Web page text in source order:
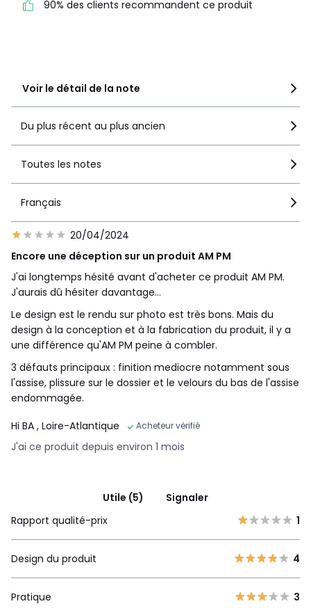
massif.
recouverte de ouate polyester 240g/m2
• Dossier garni de mousse polyuréthane HR 23kg/m3,
Entretien
• Assise, carcasse et dossier non déhoussables
Qualité
• Garantie commerciale La Redoute 5 ans : structure
Livraison
Ce produit est vendu pieds à monter soi-même. Il sera
livré chez vous, sur rendez-vous.
Attention ! Veuillez vérifier que les ouvertures (portes,
escaliers, ascenseurs) permettront le passage du colis.
FABRIQUÉ EN FRANCE.
•FABRICATION À LA DEMANDE.Notre fabricant réalise
votre canapé sur commande, en fonction de vos choix de
taille, de confort, de revêtement et de coloris. Pas de
inutilement.
certifié PEFC™ est issu de forêts gérées durablement et de
plantation en préservant des arbres d’avenir et en
favorisant la diversité des essences.
Couleurs Bleu Nuit, Beige Cendré, Bronze, Vert Tsar,
Rouge Cinabre, Terre cuite, Moutarde, Vert Cèdre, Bleu
Paon
Tailles
Voir le détail de la note
90% des clients recommandent ce produit
Du plus récent au plus ancien
Toutes les notes
Français
20/04/2024
Encore une déception sur un produit AM PM
J'ai longtemps hésité avant d'acheter ce produit AM PM.
J'aurais dû hésiter davantage...
Le design est le rendu sur photo est très bons. Mais du
design à la conception et à la fabrication du produit, il y a
une différence qu'AM PM peine à combler.
3 défauts principaux : finition mediocre notamment sous
l'assise, plissure sur le dossier et le velours du bas de l'assise
endommagée.
Hi BA , Loire-Atlantique Acheteur vérifié
J'ai ce produit depuis environ 1 mois
Utile (5)
Signaler
Rapport qualité-prix
1
Design du produit 4
Pratique 3